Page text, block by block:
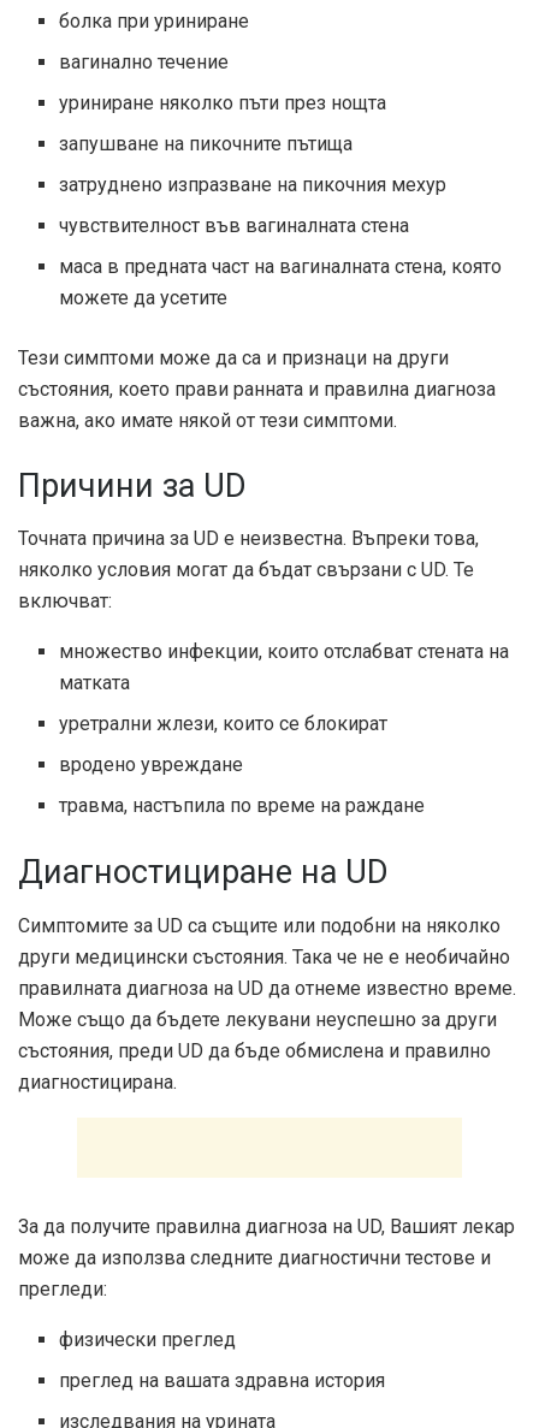
болка при уриниране
вагинално течение
уриниране няколко пъти през нощта
запушване на пикочните пътища
затруднено изпразване на пикочния мехур
чувствителност във вагиналната стена
маса в предната част на вагиналната стена, която
можете да усетите
Тези симптоми може да са и признаци на други
състояния, което прави ранната и правилна диагноза
важна, ако имате някой от тези симптоми.
Причини за UD
Точната причина за UD е неизвестна. Въпреки това,
няколко условия могат да бъдат свързани с UD. Те
включват:
множество инфекции, които отслабват стената на
матката
уретрални жлези, които се блокират
вродено увреждане
травма, настъпила по време на раждане
Диагностициране на UD
Симптомите за UD са същите или подобни на няколко
други медицински състояния. Така че не е необичайно
правилната диагноза на UD да отнеме известно време.
Може също да бъдете лекувани неуспешно за други
състояния, преди UD да бъде обмислена и правилно
диагностицирана.
За да получите правилна диагноза на UD, Вашият лекар
може да използва следните диагностични тестове и
прегледи:
физически преглед
преглед на вашата здравна история
изследвания на урината